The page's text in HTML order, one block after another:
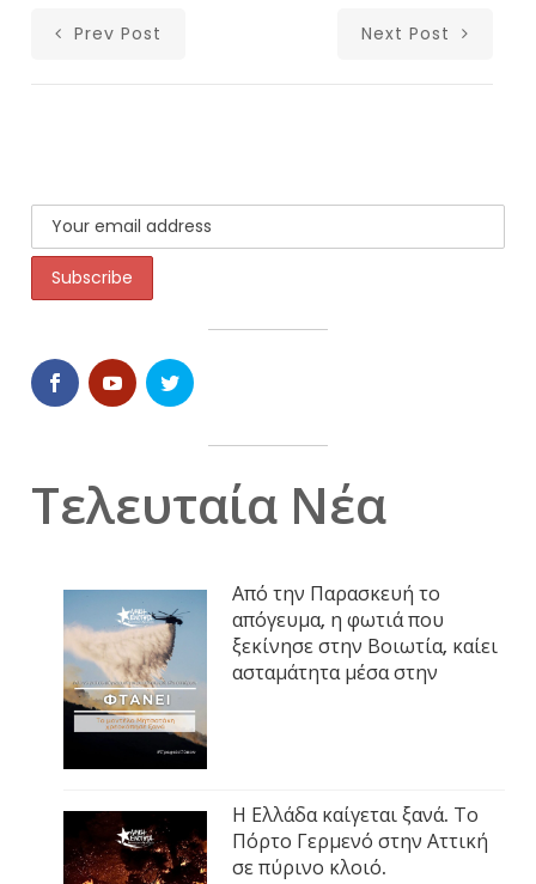
Prev Post Next Post
Τελευταία Νέα
Από την Παρασκευή το
απόγευμα, η φωτιά που
ξεκίνησε στην Βοιωτία, καίει
ασταμάτητα μέσα στην
Η Ελλάδα καίγεται ξανά. Το
Πόρτο Γερμενό στην Αττική
σε πύρινο κλοιό.